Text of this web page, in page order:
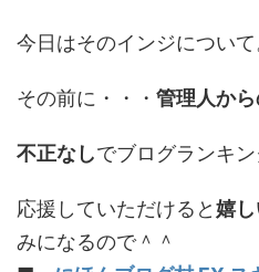
今日はそのインジについて
その前に・・・ 管理人か
不正なしでブログランキ
応援していただけると嬉
みになるので＾＾